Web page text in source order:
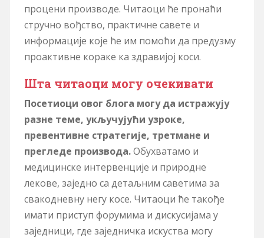
процени производе. Читаоци ће пронаћи
стручно вођство, практичне савете и
информације које ће им помоћи да предузму
проактивне кораке ка здравијој коси.
Шта читаоци могу очекивати
Посетиоци овог блога могу да истражују
разне теме, укључујући узроке,
превентивне стратегије, третмане и
прегледе производа.Обухватамо и
медицинске интервенције и природне
лекове, заједно са детаљним саветима за
свакодневну негу косе. Читаоци ће такође
имати приступ форумима и дискусијама у
заједници, где заједничка искуства могу